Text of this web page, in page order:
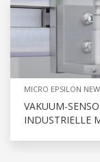
MICRO EPSILON
VAKUUM-
INDUSTRIELLE